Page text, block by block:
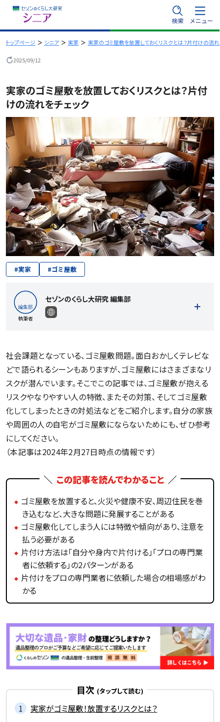
容
を
プ
検索 メニュー
トップページ シニア 実家 実家のゴミ屋敷を放置しておくリスクとは？片付けの流れ
2025/09/12
実家のゴミ屋敷を放置しておくリスクとは？片付
けの流れをチェック
#実家 #ゴミ屋敷
執筆者
セゾンのくらし大研究 編集部
記事一覧を見る
社会課題となっている、ゴミ屋敷問題。面白おかしくテレビな
どで語られるシーンもありますが、ゴミ屋敷にはさまざまなリ
スクが潜んでいます。そこでこの記事では、ゴミ屋敷が抱える
リスクやなりやすい人の特徴、またその対策、そしてゴミ屋敷
化してしまったときの対処法などをご紹介します。自分の家族
や周囲の人の自宅がゴミ屋敷にならないためにも、ぜひ参考
にしてください。
（本記事は2024年2月27日時点の情報です）
この記事を読んでわかること
ゴミ屋敷を放置すると、火災や健康不安、周辺住民を巻
き込むなど、大きな問題に発展することがある
ゴミ屋敷化してしまう人には特徴や傾向があり、注意を
払う必要がある
片付け方法は「自分や身内で片付ける」「プロの専門業
者に依頼する」の2パターンがある
片付けをプロの専門業者に依頼した場合の相場感がわ
かる
目次
実家がゴミ屋敷！放置するリスクとは？